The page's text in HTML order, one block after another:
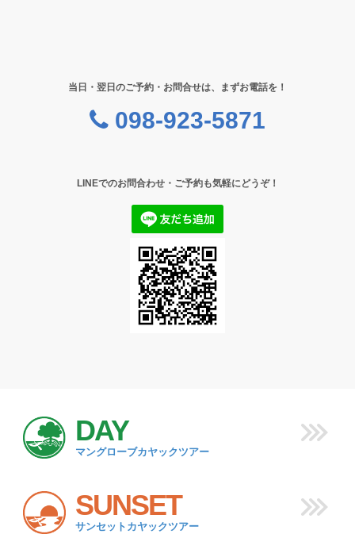
当日・翌日のご予約・お問合せは、まずお電話を！
098-923-5871
LINEでのお問合わせ・ご予約も気軽にどうぞ！
DAY
マングローブカヤックツアー
SUNSET
サンセットカヤックツアー